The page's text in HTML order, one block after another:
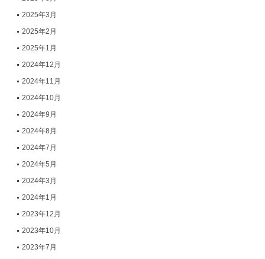
2025年3月
2025年2月
2025年1月
2024年12月
2024年11月
2024年10月
2024年9月
2024年8月
2024年7月
2024年5月
2024年3月
2024年1月
2023年12月
2023年10月
2023年7月